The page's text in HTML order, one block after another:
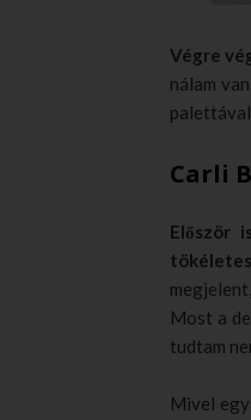
Végre
nálam
Carli
Először
tökéletes
Most a
tudtam
Mivel